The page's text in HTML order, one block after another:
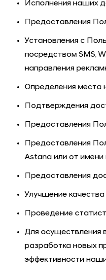
Исполнения наших
Предоставления
Установления с
посредством SMS,
направления
Определения места
Подтверждения
Предоставления
Предоставления
Astana или от
Предоставления
Улучшение
Проведение
Для осуществления
разработка новых
эффективности